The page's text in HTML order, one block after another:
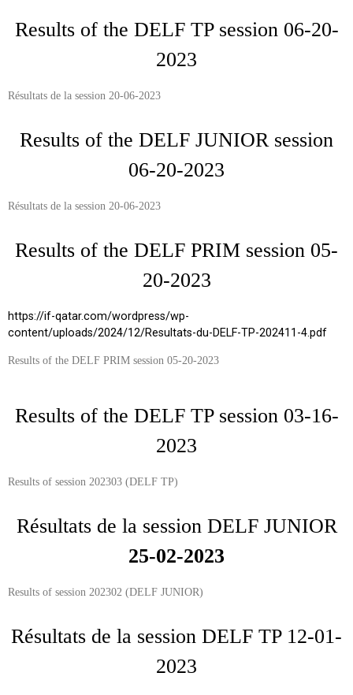
Results of the DELF TP session 06-20-
2023
Résultats de la session 20-06-2023
Results of the DELF JUNIOR session
06-20-2023
Résultats de la session 20-06-2023
Results of the DELF PRIM session 05-
20-2023
https://if-qatar.com/wordpress/wp-
content/uploads/2024/12/Resultats-du-DELF-TP-202411-4.pdf
Results of the DELF PRIM session 05-20-2023
Results of the DELF TP session 03-16-
2023
Results of session 202303 (DELF TP)
Résultats de la session DELF JUNIOR
25-02-2023
Results of session 202302 (DELF JUNIOR)
Résultats de la session DELF TP 12-01-
2023